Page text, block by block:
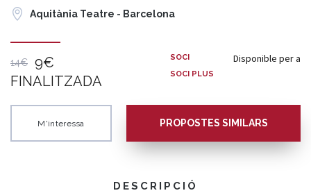
Aquitània Teatre - Barcelona
14€
9€
FINALITZADA
Disponible per a
SOCI
SOCI PLUS
M'interessa PROPOSTES SIMILARS
DESCRIPCIÓ